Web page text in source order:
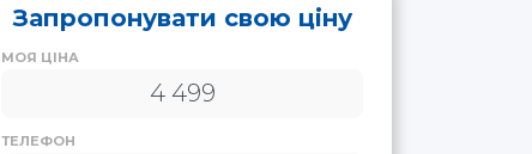
Запропонувати свою ціну
МОЯ ЦІНА
ТЕЛЕФОН